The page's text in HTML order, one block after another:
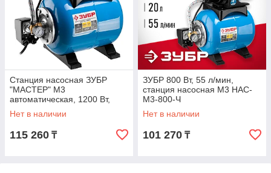
Станция насосная ЗУБР
"МАСТЕР" М3
автоматическая, 1200 Вт,
пропускная способность 63
л/мин, напор 46 м, бак 20
Нет в наличии
115 260 ₸
ЗУБР 800 Вт, 55 л/мин,
станция насосная М3 НАС-
М3-800-Ч
Нет в наличии
101 270 ₸